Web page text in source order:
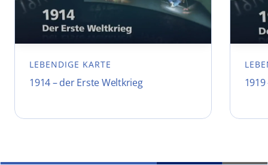
LEBENDIGE KARTE
1914 – der Erste Weltkrieg